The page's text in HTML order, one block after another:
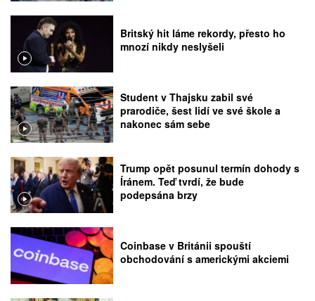
Britský hit láme rekordy, přesto ho
mnozí nikdy neslyšeli
Student v Thajsku zabil své
prarodiče, šest lidí ve své škole a
nakonec sám sebe
Trump opět posunul termín dohody s
Íránem. Teď tvrdí, že bude
podepsána brzy
Coinbase v Británii spouští
obchodování s americkými akciemi